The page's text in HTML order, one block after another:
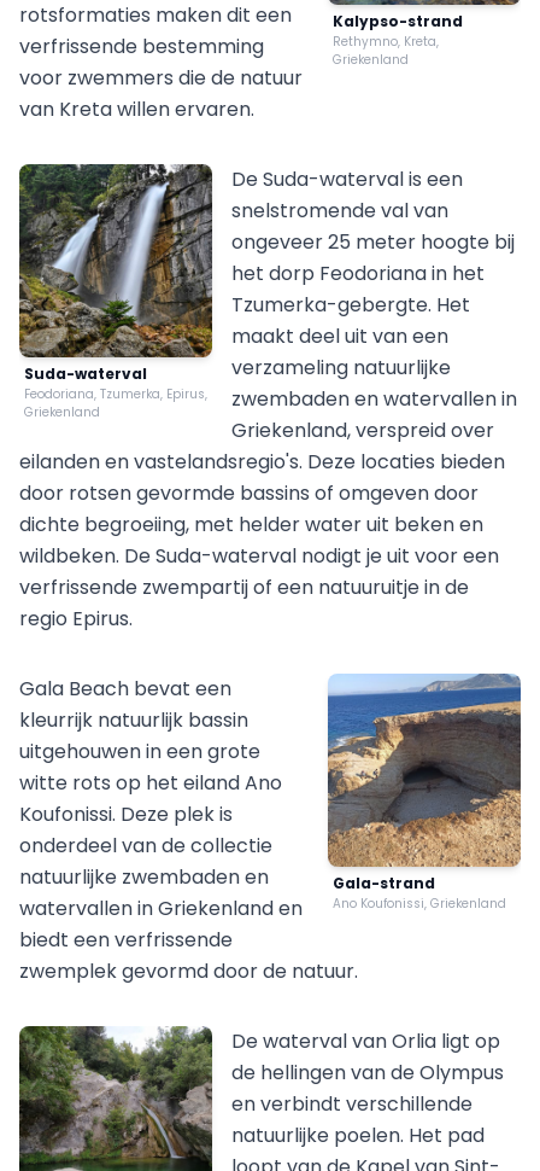
Kalypso-strand
Rethymno, Kreta,
Griekenland
rotsformaties maken dit een
verfrissende bestemming
voor zwemmers die de natuur
van Kreta willen ervaren.
Suda-waterval
Feodoriana, Tzumerka, Epirus,
Griekenland
De Suda-waterval is een
snelstromende val van
ongeveer 25 meter hoogte bij
het dorp Feodoriana in het
Tzumerka-gebergte. Het
maakt deel uit van een
verzameling natuurlijke
zwembaden en watervallen in
Griekenland, verspreid over
eilanden en vastelandsregio's. Deze locaties bieden
door rotsen gevormde bassins of omgeven door
dichte begroeiing, met helder water uit beken en
wildbeken. De Suda-waterval nodigt je uit voor een
verfrissende zwempartij of een natuuruitje in de
regio Epirus.
Gala-strand
Ano Koufonissi, Griekenland
Gala Beach bevat een
kleurrijk natuurlijk bassin
uitgehouwen in een grote
witte rots op het eiland Ano
Koufonissi. Deze plek is
onderdeel van de collectie
natuurlijke zwembaden en
watervallen in Griekenland en
biedt een verfrissende
zwemplek gevormd door de natuur.
De waterval van Orlia ligt op
de hellingen van de Olympus
en verbindt verschillende
natuurlijke poelen. Het pad